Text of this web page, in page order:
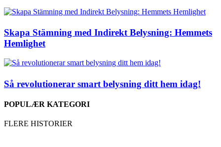
Skapa Stämning med Indirekt Belysning: Hemmets
Hemlighet
Så revolutionerar smart belysning ditt hem idag!
POPULÆR KATEGORI
FLERE HISTORIER